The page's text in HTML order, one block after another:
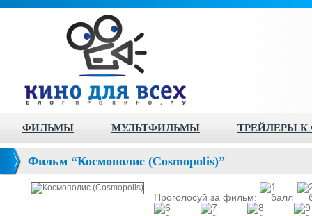
ФИЛЬМЫ МУЛЬТФИЛЬМЫ ТРЕЙЛЕРЫ
Фильм “Космополис (Cosmopolis)”
Проголосуй за фильм: